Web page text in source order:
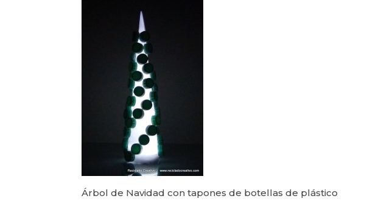
Árbol de Navidad con tapones de botellas de plástico